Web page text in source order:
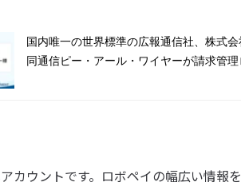
国内唯一の世界標準の広報通信社、株式会
同通信ピー・アール・ワイヤーが請求管理
カウントです。ロボペイの幅広い情報